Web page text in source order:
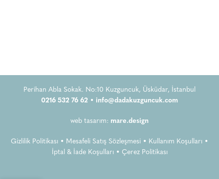
Perihan Abla Sokak. No:10 Kuzguncuk, Üsküdar, İstanbul
0216 532 76 62 • info@dadakuzguncuk.com
web tasarım: mare.design
Gizlilik Politikası • Mesafeli Satış Sözleşmesi • Kullanım Koşulları •
İptal & İade Koşulları • Çerez Politikası